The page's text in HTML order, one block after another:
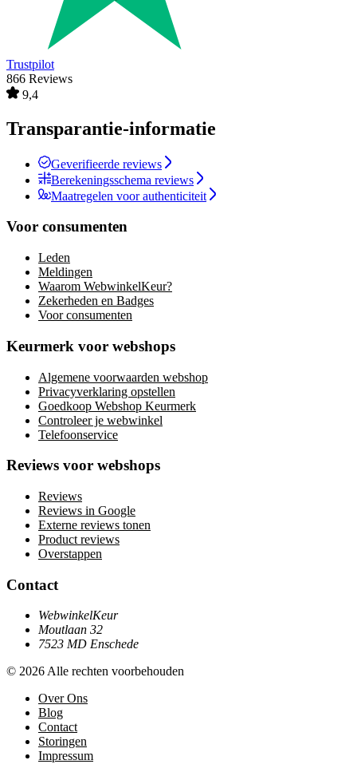
Trustpilot
866 Reviews
9,4
Transparantie-informatie
Geverifieerde reviews
Berekeningsschema reviews
Maatregelen voor authenticiteit
Voor consumenten
Leden
Meldingen
Waarom WebwinkelKeur?
Zekerheden en Badges
Voor consumenten
Keurmerk voor webshops
Algemene voorwaarden webshop
Privacyverklaring opstellen
Goedkoop Webshop Keurmerk
Controleer je webwinkel
Telefoonservice
Reviews voor webshops
Reviews
Reviews in Google
Externe reviews tonen
Product reviews
Overstappen
Contact
WebwinkelKeur
Moutlaan 32
7523 MD Enschede
© 2026 Alle rechten voorbehouden
Over Ons
Blog
Contact
Storingen
Impressum